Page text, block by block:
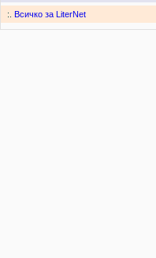
:. Всичко за LiterNet